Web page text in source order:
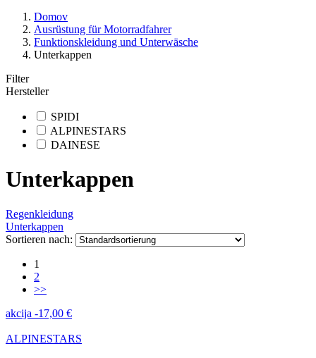
Domov
Ausrüstung für Motorradfahrer
Funktionskleidung und Unterwäsche
Unterkappen
Filter
Hersteller
SPIDI
ALPINESTARS
DAINESE
Unterkappen
Regenkleidung
Unterkappen
Sortieren nach:
1
2
>>
akcija -17,00 €
ALPINESTARS